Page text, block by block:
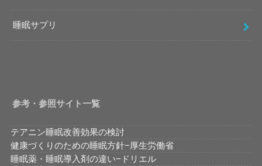
睡眠サプリ
参考・参照サイト一覧
テアニン睡眠改善効果の検討
健康づくりのための睡眠方針−厚生労働省
睡眠薬・睡眠導入剤の違い−ドリエル